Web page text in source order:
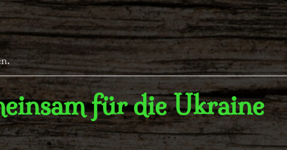
für die Ukraine